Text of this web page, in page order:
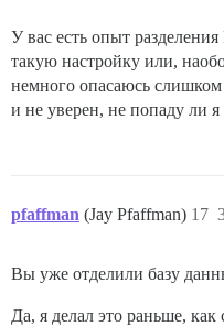
У вас есть опыт
такую настройку или,
немного опасаюсь слишком
и не уверен, не попаду ли
pfaffman (Jay Pfaffman) 17
Вы уже отделили базу
Да, я делал это раньше,